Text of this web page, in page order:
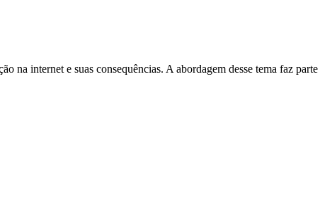
na internet e suas consequências. A abordagem desse tema faz